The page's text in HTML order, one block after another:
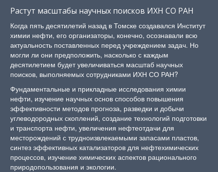
Растут масштабы научных поисков ИХН СО РАН
Когда пять десятилетий назад в Томске создавался Институт
химии нефти, его организаторы, конечно, осознавали всю
актуальность поставленных перед учреждением задач. Но
могли ли они предположить, насколько с каждым
десятилетием будет увеличиваться масштаб научных
поисков, выполняемых сотрудниками ИХН СО РАН?
Фундаментальные и прикладные исследования химии
нефти, изучение научных основ способов повышения
эффективности методов прогноза, разведки и добычи
углеводородных скоплений, создание технологий подготовки
и транспорта нефти, увеличения нефтеотдачи для
месторождений с трудноизвлекаемыми запасами пластов,
синтез эффективных катализаторов для нефтехимических
процессов, изучение химических аспектов рационального
природопользования и экологии.